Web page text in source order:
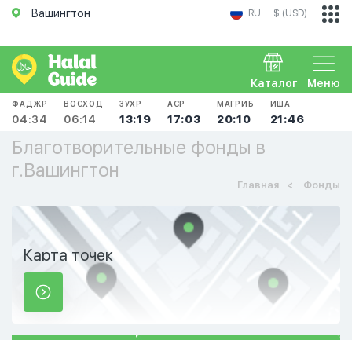
Вашингтон RU $ (USD)
Меню
Каталог
ФАДЖР
04:34
ВОСХОД
06:14
ЗУХР
13:19
АСР
17:03
МАГРИБ
20:10
ИША
21:46
Благотворительные фонды в
г.Вашингтон
Главная Фонды
Карта точек